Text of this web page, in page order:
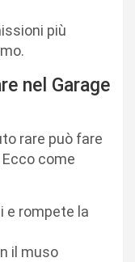
più
nel Garage
rare può fare
come
e rompete la
il muso